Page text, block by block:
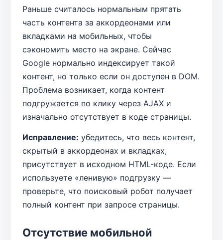
Раньше считалось нормальным прятать
часть контента за аккордеонами или
вкладками на мобильных, чтобы
сэкономить место на экране. Сейчас
Google нормально индексирует такой
контент, но только если он доступен в DOM.
Проблема возникает, когда контент
подгружается по клику через AJAX и
изначально отсутствует в коде страницы.
Исправление: убедитесь, что весь контент,
скрытый в аккордеонах и вкладках,
присутствует в исходном HTML-коде. Если
используете «ленивую» подгрузку —
проверьте, что поисковый робот получает
полный контент при запросе страницы.
Отсутствие мобильной